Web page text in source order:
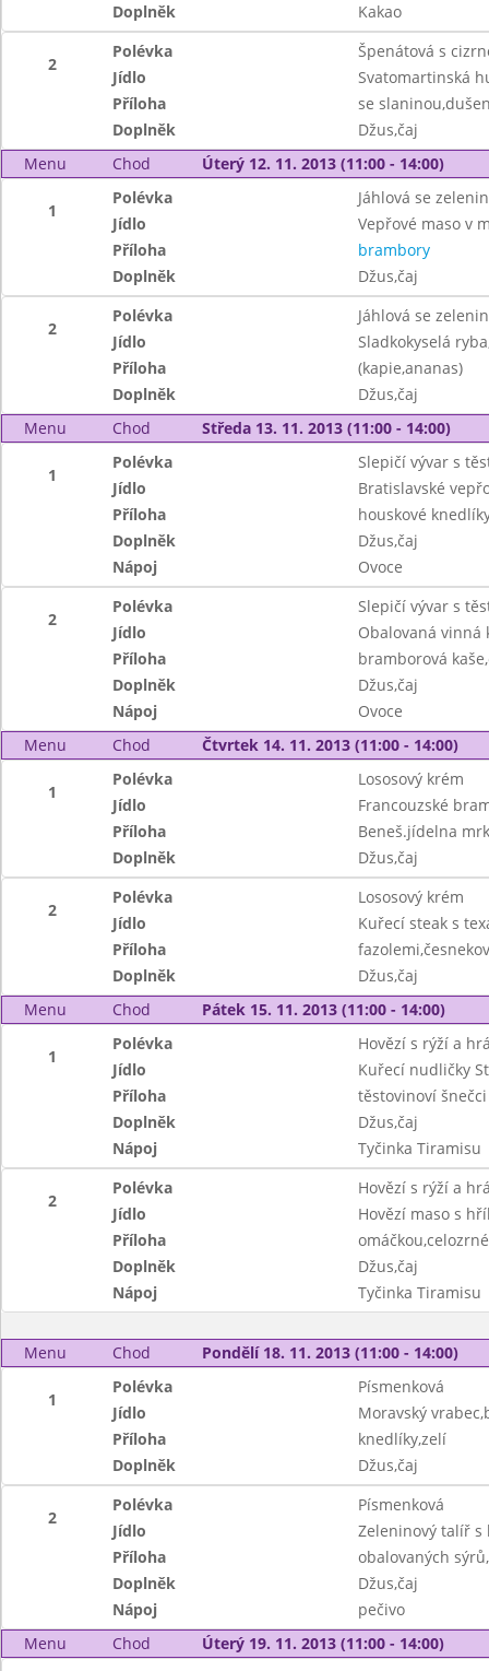
Doplněk
Kakao
2
Polévka
Špenátová s
Jídlo
Svatomartinská
Příloha
se
Doplněk
Džus,čaj
Menu
Chod Úterý 12. 11. 2013 (11:00 - 14:00)
1
Polévka
Jáhlová se
Jídlo
Vepřové maso v
Příloha
brambory
Doplněk
Džus,čaj
2
Polévka
Jáhlová se
Jídlo
Sladkokyselá
Příloha
(kapie,ananas)
Doplněk
Džus,čaj
Menu
Chod Středa 13. 11. 2013 (11:00 - 14:00)
1
Polévka
Slepičí vývar s
Jídlo
Bratislavské
Příloha
houskové
Doplněk
Džus,čaj
Nápoj
Ovoce
2
Polévka
Slepičí vývar s
Jídlo
Obalovaná vinná
Příloha
bramborová
Doplněk
Džus,čaj
Nápoj
Ovoce
Menu
Chod Čtvrtek 14. 11. 2013 (11:00 - 14:00)
1
Polévka
Lososový krém
Jídlo
Francouzské
Příloha
Beneš.jídelna
Doplněk
Džus,čaj
2
Polévka
Lososový krém
Jídlo
Kuřecí steak s
Příloha
Doplněk
Džus,čaj
Menu
Chod Pátek 15. 11. 2013 (11:00 - 14:00)
1
Polévka
Hovězí s rýží a
Jídlo
Kuřecí nudličky
Příloha
těstovinoví šnečci
Doplněk
Džus,čaj
Nápoj
Tyčinka Tiramisu
2
Polévka
Hovězí s rýží a
Jídlo
Hovězí maso s
Příloha
Doplněk
Džus,čaj
Nápoj
Tyčinka Tiramisu
Menu Chod Pondělí 18. 11. 2013 (11:00 - 14:00)
1
Polévka
Písmenková
Jídlo
Moravský
Příloha
knedlíky,zelí
Doplněk
Džus,čaj
2
Polévka
Písmenková
Jídlo
Zeleninový talíř s
Příloha
obalovaných
Doplněk
Džus,čaj
Nápoj
pečivo
Menu
Chod
Úterý 19. 11. 2013 (11:00 - 14:00)